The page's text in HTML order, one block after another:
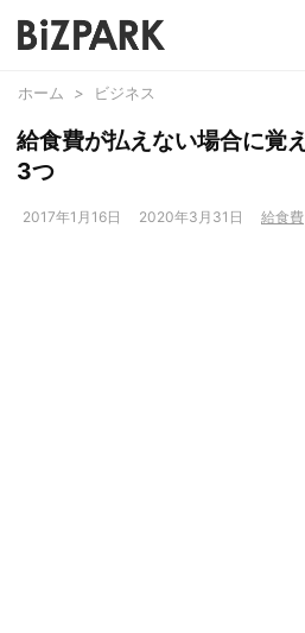
ホーム > ビジネス
給食費が払えない場合に覚
3つ
2017年1月16日 2020年3月31日 給食費